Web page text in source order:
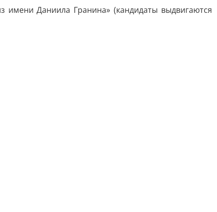
имени Даниила Гранина» (кандидаты выдвигаются